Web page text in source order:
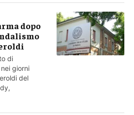
dopo
di
giorni
del